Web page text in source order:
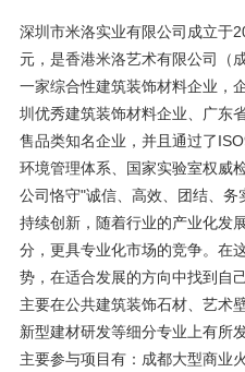
深圳市米洛实业有限公司成立于
元，是香港米洛艺术有限公司（
一家综合性建筑装饰材料企业，
圳优秀建筑装饰材料企业、广东
售品类知名企业，并且通过了
环境管理体系、国家实验室权威
公司恪守"诚信、高效、团结、务
持续创新，随着行业的产业化发
分，更具专业化市场的竞争。在
势，在适合发展的方向中找到自
主要在公共建筑装饰石材、艺术
新型建材研发等细分专业上有所
主要参与项目有：成都大型商业